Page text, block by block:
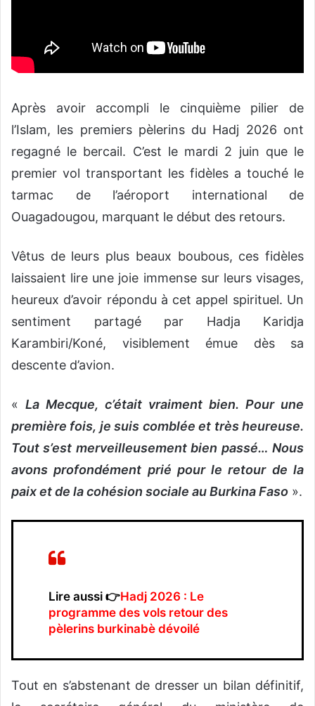
Après avoir accompli le cinquième pilier de
l’Islam, les premiers pèlerins du Hadj 2026 ont
regagné le bercail. C’est le mardi 2 juin que le
premier vol transportant les fidèles a touché le
tarmac de l’aéroport international de
Ouagadougou, marquant le début des retours.
Vêtus de leurs plus beaux boubous, ces fidèles
laissaient lire une joie immense sur leurs visages,
heureux d’avoir répondu à cet appel spirituel. Un
sentiment partagé par Hadja Karidja
Karambiri/Koné, visiblement émue dès sa
descente d’avion.
« La Mecque, c’était vraiment bien. Pour une
première fois, je suis comblée et très heureuse.
Tout s’est merveilleusement bien passé… Nous
avons profondément prié pour le retour de la
paix et de la cohésion sociale au Burkina Faso ».
Lire aussi 👉Hadj 2026 : Le
programme des vols retour des
pèlerins burkinabè dévoilé
Tout en s’abstenant de dresser un bilan définitif,